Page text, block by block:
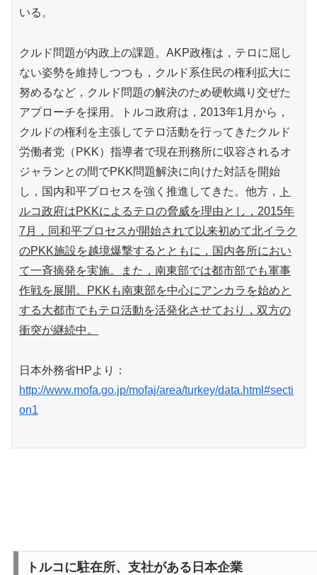
いる。
クルド問題が内政上の課題。AKP政権は，テロに屈し
ない姿勢を維持しつつも，クルド系住民の権利拡大に
努めるなど，クルド問題の解決のため硬軟織り交ぜた
アプローチを採用。トルコ政府は，2013年1月から，
クルドの権利を主張してテロ活動を行ってきたクルド
労働者党（PKK）指導者で現在刑務所に収容されるオ
ジャランとの間でPKK問題解決に向けた対話を開始
し，国内和平プロセスを強く推進してきた。他方，
ト
ルコ政府はPKKによるテロの脅威を理由とし，2015年
7月，同和平プロセスが開始されて以来初めて北イラク
のPKK施設を越境爆撃するとともに，国内各所におい
て一斉摘発を実施。また，南東部では都市部でも軍事
作戦を展開。PKKも南東部を中心にアンカラを始めと
する大都市でもテロ活動を活発化させており，双方の
衝突が継続中。
日本外務省HPより：
http://www.mofa.go.jp/mofaj/area/turkey/data.html#secti
on1
トルコに駐在所、支社がある日本企業